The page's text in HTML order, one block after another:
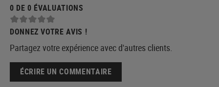
0 DE 0 ÉVALUATIONS
DONNEZ VOTRE AVIS !
Partagez votre expérience avec d'autres clients.
ÉCRIRE UN COMMENTAIRE